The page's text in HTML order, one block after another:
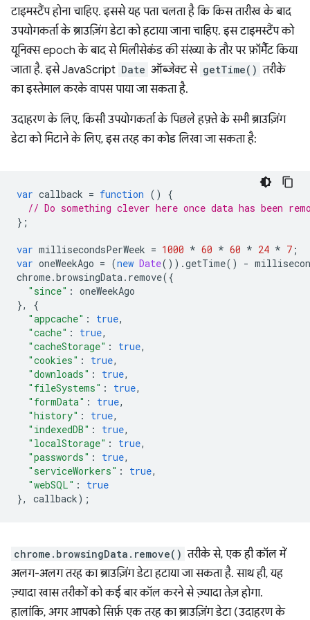
टाइमस्टैंप होना चाहिए. इससे यह पता चलता है कि किस तारीख के बाद
उपयोगकर्ता के ब्राउज़िंग डेटा को हटाया जाना चाहिए. इस टाइमस्टैंप को
यूनिक्स epoch के बाद से मिलीसेकंड की संख्या के तौर पर फ़ॉर्मैट किया
जाता है. इसे JavaScript Date ऑब्जेक्ट से getTime() तरीके
का इस्तेमाल करके वापस पाया जा सकता है.
उदाहरण के लिए, किसी उपयोगकर्ता के पिछले हफ़्ते के सभी ब्राउज़िंग
डेटा को मिटाने के लिए, इस तरह का कोड लिखा जा सकता है:
var callback = function ()
{
// Do something clever here once data has been
};
var millisecondsPerWeek = 1000 * 60 * 60 * 24 * 7 ;
var oneWeekAgo = (new Date()).getTime() -
chrome.browsingData. remove({
"since" : oneWeekAgo
},
{
"appcache" : true,
"cache" : true,
"cacheStorage" : true,
"cookies" : true,
"downloads" : true,
"fileSystems" : true,
"formData" : true,
"history" : true,
"indexedDB" : true,
"localStorage" : true,
"passwords" : true,
"serviceWorkers" : true,
"webSQL" :
true
},
callback);
chrome.browsingData.remove() तरीके से, एक ही कॉल में
अलग-अलग तरह का ब्राउज़िंग डेटा हटाया जा सकता है. साथ ही, यह
ज़्यादा खास तरीकों को कई बार कॉल करने से ज़्यादा तेज़ होगा.
हालांकि, अगर आपको सिर्फ़ एक तरह का ब्राउज़िंग डेटा (उदाहरण के